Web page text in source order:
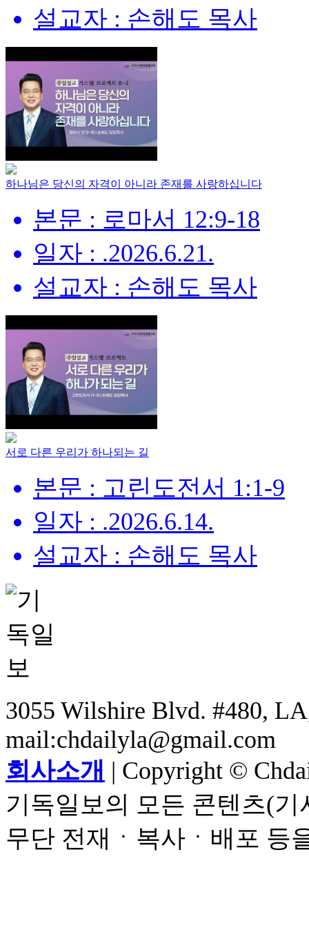
설교자 : 손해도 목사
하나님은 당신의 자격이 아니라 존재를 사랑하십니다
본문 : 로마서 12:9-18
일자 : .2026.6.21.
설교자 : 손해도 목사
서로 다른 우리가 하나되는 길
본문 : 고린도전서 1:1-9
일자 : .2026.6.14.
설교자 : 손해도 목사
3055 Wilshire Blvd. #480,
mail:chdailyla@gmail.com
회사소개 | Copyright ©
기독일보의 모든 콘텐츠(
무단 전재ㆍ복사ㆍ배포 등